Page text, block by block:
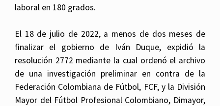
laboral en 180 grados.
El 18 de julio de 2022, a menos de dos meses de
finalizar el gobierno de Iván Duque, expidió la
resolución 2772 mediante la cual ordenó el archivo
de una investigación preliminar en contra de la
Federación Colombiana de Fútbol, FCF, y la División
Mayor del Fútbol Profesional Colombiano, Dimayor,